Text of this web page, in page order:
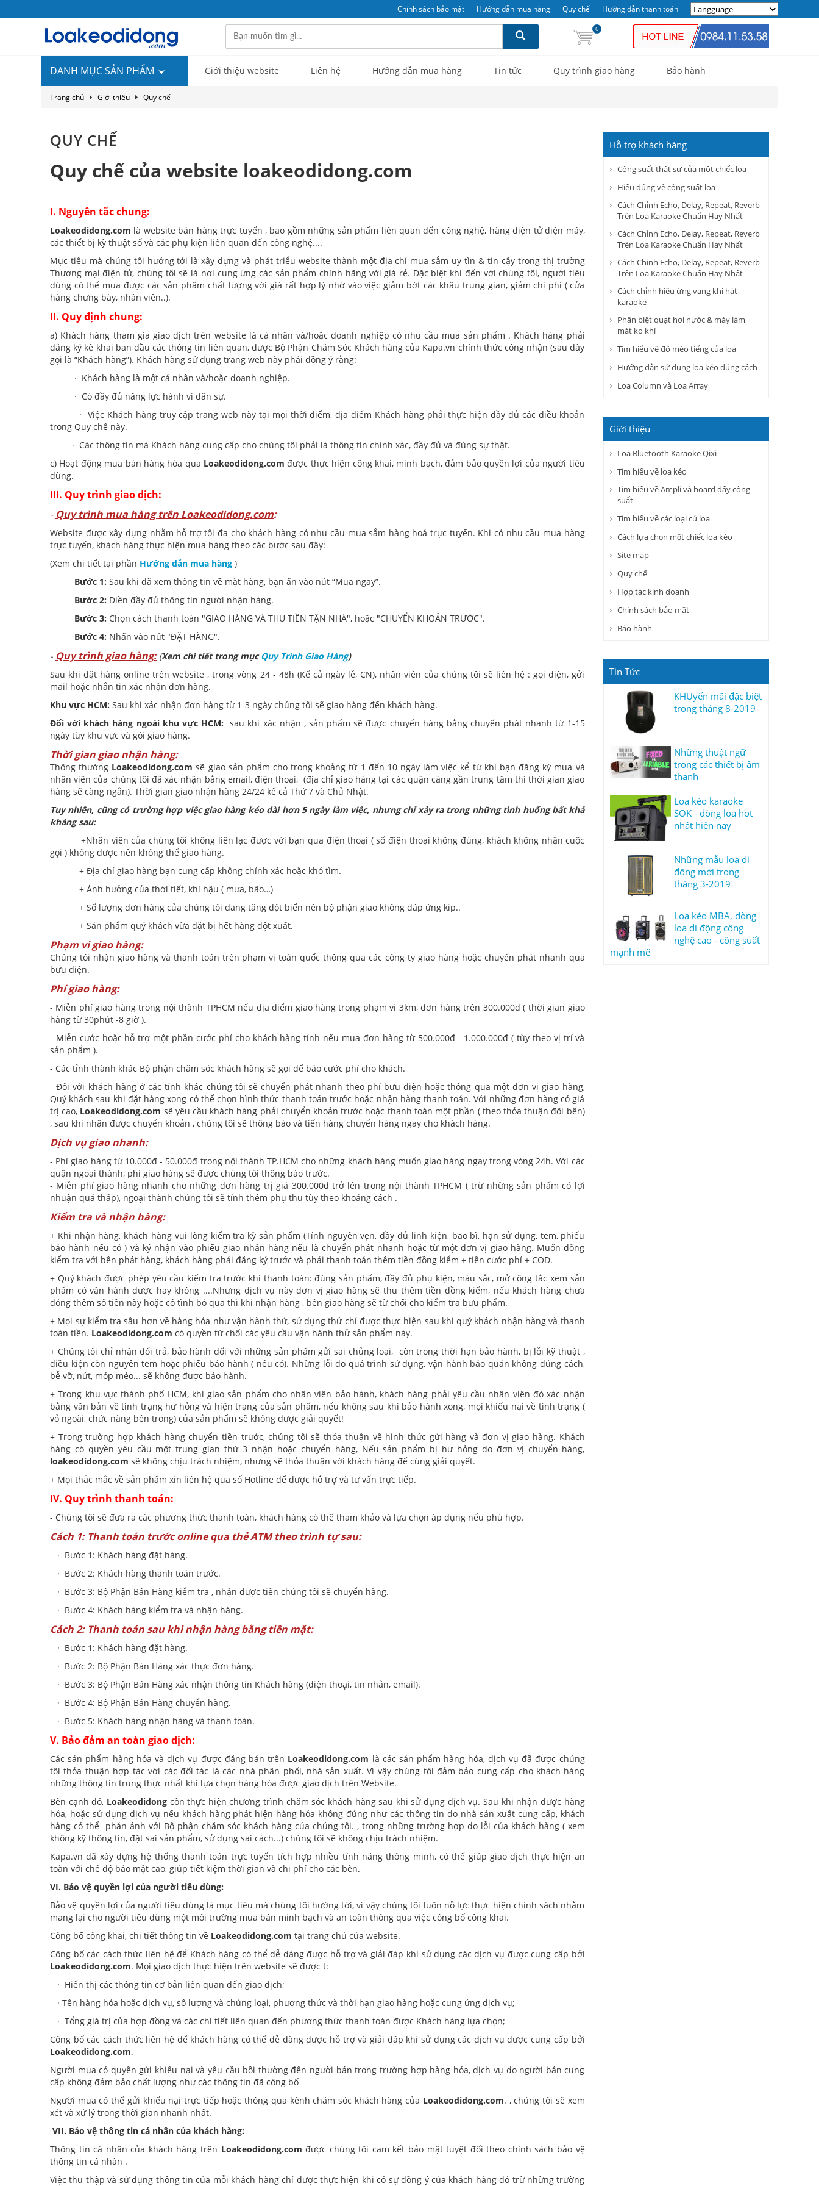
Chính sách bảo mật Hướng dẫn mua hàng Quy chế Hướng dẫn thanh toán
0
DANH MỤC SẢN PHẨM Giới thiệu website Liên hệ Hướng dẫn mua hàng Tin tức Quy trình giao hàng Bảo hành
Trang chủ Giới thiệu Quy chế
QUY CHẾ
Quy chế của website loakeodidong.com
I. Nguyên tắc chung:
Loakeodidong.com là website bán hàng trực tuyến , bao gồm những sản phẩm liên quan đến công nghệ, hàng điện tử điện máy,
các thiết bị kỹ thuật số và các phụ kiện liên quan đến công nghệ....
Mục tiêu mà chúng tôi hướng tới là xây dựng và phát triểu website thành một địa chỉ mua sắm uy tìn & tin cậy trong thị trường
Thương mại điện tử, chúng tôi sẽ là nơi cung ứng các sản phẩm chính hãng với giá rẻ. Đặc biệt khi đến với chúng tôi, người tiêu
dùng có thể mua được các sản phẩm chất lượng với giá rất hợp lý nhờ vào việc giảm bớt các khâu trung gian, giảm chi phí ( cửa
hàng chưng bày, nhân viên..).
II. Quy định chung:
a) Khách hàng tham gia giao dịch trên website là cá nhân và/hoặc doanh nghiệp có nhu cầu mua sản phẩm . Khách hàng phải
đăng ký kê khai ban đầu các thông tin liên quan, được Bộ Phận Chăm Sóc Khách hàng của Kapa.vn chính thức công nhận (sau đây
gọi là “Khách hàng”). Khách hàng sử dụng trang web này phải đồng ý rằng:
· Khách hàng là một cá nhân và/hoặc doanh nghiệp.
· Có đầy đủ năng lực hành vi dân sự.
· Việc Khách hàng truy cập trang web này tại mọi thời điểm, địa điểm Khách hàng phải thực hiện đầy đủ các điều khoản
trong Quy chế này.
· Các thông tin mà Khách hàng cung cấp cho chúng tôi phải là thông tin chính xác, đầy đủ và đúng sự thật.
c) Hoạt động mua bán hàng hóa qua Loakeodidong.com được thực hiện công khai, minh bạch, đảm bảo quyền lợi của người tiêu
dùng.
III. Quy trình giao dịch:
- Quy trình mua hàng trên Loakeodidong.com:
Website được xây dựng nhằm hỗ trợ tối đa cho khách hàng có nhu cầu mua sắm hàng hoá trực tuyến. Khi có nhu cầu mua hàng
trực tuyến, khách hàng thực hiện mua hàng theo các bước sau đây:
(Xem chi tiết tại phần Hướng dẫn mua hàng )
Bước 1: Sau khi đã xem thông tin về mặt hàng, bạn ấn vào nút “Mua ngay”.
Bước 2: Điền đầy đủ thông tin người nhận hàng.
Bước 3: Chọn cách thanh toán "GIAO HÀNG VÀ THU TIỀN TẬN NHÀ", hoặc "CHUYỂN KHOẢN TRƯỚC".
Bước 4: Nhấn vào nút "ĐẶT HÀNG".
- Quy trình giao hàng:(Xem chi tiết trong mụcQuy Trình Giao Hàng)
Sau khi đặt hàng online trên website , trong vòng 24 - 48h (Kể cả ngày lễ, CN), nhân viên của chúng tôi sẽ liên hệ : gọi điện, gởi
mail hoặc nhắn tin xác nhận đơn hàng.
Khu vực HCM: Sau khi xác nhận đơn hàng từ 1-3 ngày chúng tôi sẽ giao hàng đến khách hàng.
Đối với khách hàng ngoài khu vực HCM:sau khi xác nhận , sản phẩm sẽ được chuyển hàng bằng chuyển phát nhanh từ 1-15
ngày tùy khu vực và gói giao hàng.
Thời gian giao nhận hàng:
Thông thường Loakeodidong.com sẽ giao sản phẩm cho trong khoảng từ 1 đến 10 ngày làm việc kể từ khi bạn đăng ký mua và
nhân viên của chúng tôi đã xác nhận bằng email, điện thoại, (địa chỉ giao hàng tại các quận càng gần trung tâm thì thời gian giao
hàng sẽ càng ngắn). Thời gian giao nhận hàng 24/24 kể cả Thứ 7 và Chủ Nhật.
Tuy nhiên, cũng có trường hợp việc giao hàng kéo dài hơn 5 ngày làm việc, nhưng chỉ xảy ra trong những tình huống bất khả
kháng sau:
+Nhân viên của chúng tôi không liên lạc được với bạn qua điện thoại ( số điện thoại không đúng, khách không nhận cuộc
gọi ) không được nên không thể giao hàng.
+ Địa chỉ giao hàng bạn cung cấp không chính xác hoặc khó tìm.
+ Ảnh hưởng của thời tiết, khí hậu ( mưa, bão…)
+ Số lượng đơn hàng của chúng tôi đang tăng đột biến nên bộ phận giao không đáp ứng kip..
+ Sản phẩm quý khách vừa đặt bị hết hàng đột xuất.
Phạm vi giao hàng:
Chúng tôi nhận giao hàng và thanh toán trên phạm vi toàn quốc thông qua các công ty giao hàng hoặc chuyển phát nhanh qua
bưu điện.
Phí giao hàng:
- Miễn phí giao hàng trong nội thành TPHCM nếu địa điểm giao hàng trong phạm vi 3km, đơn hàng trên 300.000đ ( thời gian giao
hàng từ 30phút -8 giờ ).
- Miễn cước hoặc hỗ trợ một phần cước phí cho khách hàng tỉnh nếu mua đơn hàng từ 500.000đ - 1.000.000đ ( tùy theo vị trí và
sản phẩm ).
- Các tỉnh thành khác Bộ phận chăm sóc khách hàng sẽ gọi để báo cước phí cho khách.
- Đối với khách hàng ở các tỉnh khác chúng tôi sẽ chuyển phát nhanh theo phí bưu điện hoặc thông qua một đơn vị giao hàng,
Quý khách sau khi đặt hàng xong có thể chọn hình thức thanh toán trước hoặc nhận hàng thanh toán. Với những đơn hàng có giá
trị cao, Loakeodidong.com sẽ yêu cầu khách hàng phải chuyển khoản trước hoặc thanh toán một phần ( theo thỏa thuận đôi bên)
, sau khi nhận được chuyển khoản , chúng tôi sẽ thông báo và tiến hàng chuyển hàng ngay cho khách hàng.
Dịch vụ giao nhanh:
- Phí giao hàng từ 10.000đ - 50.000đ trong nội thành TP.HCM cho những khách hàng muốn giao hàng ngay trong vòng 24h. Với các
quận ngoại thành, phí giao hàng sẽ được chúng tôi thông báo trước.
- Miễn phí giao hàng nhanh cho những đơn hàng trị giá 300.000đ trở lên trong nội thành TPHCM ( trừ những sản phẩm có lợi
nhuận quá thấp), ngoại thành chúng tôi sẽ tính thêm phụ thu tùy theo khoảng cách .
Kiểm tra và nhận hàng:
+ Khi nhận hàng, khách hàng vui lòng kiểm tra kỹ sản phẩm (Tính nguyên vẹn, đầy đủ linh kiện, bao bì, hạn sử dụng, tem, phiếu
bảo hành nếu có ) và ký nhận vào phiếu giao nhận hàng nếu là chuyển phát nhanh hoặc từ một đơn vị giao hàng. Muốn đồng
kiểm tra với bên phát hàng, khách hàng phải đăng ký trước và phải thanh toán thêm tiền đồng kiểm + tiền cước phí + COD.
+ Quý khách được phép yêu cầu kiểm tra trước khi thanh toán: đúng sản phẩm, đầy đủ phụ kiện, màu sắc, mở công tắc xem sản
phẩm có vận hành được hay không ....Nhưng dịch vụ này đơn vị giao hàng sẽ thu thêm tiền đồng kiểm, nếu khách hàng chưa
đóng thêm số tiền này hoặc cố tình bỏ qua thì khi nhận hàng , bên giao hàng sẽ từ chối cho kiểm tra bưu phẩm.
+ Mọi sự kiểm tra sâu hơn về hàng hóa như vận hành thử, sử dụng thử chỉ được thực hiện sau khi quý khách nhận hàng và thanh
toán tiền. Loakeodidong.com có quyền từ chối các yêu cầu vận hành thử sản phẩm này.
+ Chúng tôi chỉ nhận đổi trả, bảo hành đối với những sản phẩm gửi sai chủng loại, còn trong thời hạn bảo hành, bị lỗi kỹ thuật ,
điều kiện còn nguyên tem hoặc phiếu bảo hành ( nếu có). Những lỗi do quá trình sử dụng, vận hành bảo quản không đúng cách,
bễ vỡ, nứt, móp méo... sẽ không được bảo hành.
+ Trong khu vực thành phố HCM, khi giao sản phẩm cho nhân viên bảo hành, khách hàng phải yêu cầu nhân viên đó xác nhận
bằng văn bản về tình trạng hư hỏng và hiện trạng của sản phẩm, nếu không sau khi bảo hành xong, mọi khiếu nại về tình trạng (
vỏ ngoài, chức năng bên trong) của sản phẩm sẽ không được giải quyết!
+ Trong trường hợp khách hàng chuyển tiền trước, chúng tôi sẽ thỏa thuận về hình thức gửi hàng và đơn vị giao hàng. Khách
hàng có quyền yêu cầu một trung gian thứ 3 nhận hoặc chuyển hàng, Nếu sản phẩm bị hư hỏng do đơn vị chuyển hàng,
loakeodidong.com sẽ không chịu trách nhiệm, nhưng sẽ thỏa thuận với khách hàng để cùng giải quyết.
+ Mọi thắc mắc về sản phẩm xin liên hệ qua số Hotline để được hỗ trợ và tư vấn trực tiếp.
IV. Quy trình thanh toán:
- Chúng tôi sẽ đưa ra các phương thức thanh toán, khách hàng có thể tham khảo và lựa chọn áp dụng nếu phù hợp.
Cách 1: Thanh toán trước online qua thẻ ATM theo trình tự sau:
· Bước 1: Khách hàng đặt hàng.
· Bước 2: Khách hàng thanh toán trước.
· Bước 3: Bộ Phận Bán Hàng kiểm tra , nhận được tiền chúng tôi sẽ chuyển hàng.
· Bước 4: Khách hàng kiểm tra và nhận hàng.
Cách 2: Thanh toán sau khi nhận hàng bằng tiền mặt:
· Bước 1: Khách hàng đặt hàng.
· Bước 2: Bộ Phận Bán Hàng xác thực đơn hàng.
· Bước 3: Bộ Phận Bán Hàng xác nhận thông tin Khách hàng (điện thoại, tin nhắn, email).
· Bước 4: Bộ Phận Bán Hàng chuyển hàng.
· Bước 5: Khách hàng nhận hàng và thanh toán.
V. Bảo đảm an toàn giao dịch:
Các sản phẩm hàng hóa và dịch vụ được đăng bán trên Loakeodidong.com là các sản phẩm hàng hóa, dịch vụ đã được chúng
tôi thỏa thuận hợp tác với các đối tác là các nhà phân phối, nhà sản xuất. Vì vậy chúng tôi đảm bảo cung cấp cho khách hàng
những thông tin trung thực nhất khi lựa chọn hàng hóa được giao dịch trên Website.
Bên cạnh đó, Loakeodidongcòn thực hiện chương trình chăm sóc khách hàng sau khi sử dụng dịch vụ. Sau khi nhận được hàng
hóa, hoặc sử dụng dịch vụ nếu khách hàng phát hiện hàng hóa không đúng như các thông tin do nhà sản xuất cung cấp, khách
hàng có thể phản ánh với Bộ phận chăm sóc khách hàng của chúng tôi. , trong những trường hợp do lỗi của khách hàng ( xem
không kỹ thông tin, đặt sai sản phẩm, sử dụng sai cách...) chúng tôi sẽ không chịu trách nhiệm.
Kapa.vn đã xây dựng hệ thống thanh toán trực tuyến tích hợp nhiều tính năng thông minh, có thể giúp giao dịch thực hiện an
toàn với chế độ bảo mật cao, giúp tiết kiệm thời gian và chi phí cho các bên.
VI. Bảo vệ quyền lợi của người tiêu dùng:
Bảo vệ quyền lợi của người tiêu dùng là mục tiêu mà chúng tôi hướng tới, vì vậy chúng tôi luôn nỗ lực thực hiện chính sách nhằm
mang lại cho người tiêu dùng một môi trường mua bán minh bạch và an toàn thông qua việc công bố công khai.
Công bố công khai, chi tiết thông tin về Loakeodidong.com tại trang chủ của website.
Công bố các cách thức liên hệ để Khách hàng có thể dễ dàng được hỗ trợ và giải đáp khi sử dụng các dịch vụ được cung cấp bởi
Loakeodidong.com. Mọi giao dịch thực hiện trên website sẽ được t:
· Hiển thị các thông tin cơ bản liên quan đến giao dịch;
· Tên hàng hóa hoặc dịch vụ, số lượng và chủng loại, phương thức và thời hạn giao hàng hoặc cung ứng dịch vụ;
· Tổng giá trị của hợp đồng và các chi tiết liên quan đến phương thức thanh toán được Khách hàng lựa chọn;
Công bố các cách thức liên hệ để khách hàng có thể dễ dàng được hỗ trợ và giải đáp khi sử dụng các dịch vụ được cung cấp bởi
Loakeodidong.com.
Người mua có quyền gửi khiếu nại và yêu cầu bồi thường đến người bán trong trường hợp hàng hóa, dịch vụ do người bán cung
cấp không đảm bảo chất lượng như các thông tin đã công bố
Người mua có thể gửi khiếu nại trực tiếp hoặc thông qua kênh chăm sóc khách hàng của Loakeodidong.com. , chúng tôi sẽ xem
xét và xử lý trong thời gian nhanh nhất.
VII. Bảo vệ thông tin cá nhân của khách hàng:
Thông tin cá nhân của khách hàng trên Loakeodidong.com được chúng tôi cam kết bảo mật tuyệt đối theo chính sách bảo vệ
thông tin cá nhân .
Việc thu thập và sử dụng thông tin của mỗi khách hàng chỉ được thực hiện khi có sự đồng ý của khách hàng đó trừ những trường
Hỗ trợ khách hàng
Công suất thật sự của một chiếc loa
Hiểu đúng về công suất loa
Cách Chỉnh Echo, Delay, Repeat, Reverb
Trên Loa Karaoke Chuẩn Hay Nhất
Cách Chỉnh Echo, Delay, Repeat, Reverb
Trên Loa Karaoke Chuẩn Hay Nhất
Cách Chỉnh Echo, Delay, Repeat, Reverb
Trên Loa Karaoke Chuẩn Hay Nhất
Cách chỉnh hiệu ứng vang khi hát
karaoke
Phân biệt quạt hơi nước & máy làm
mát ko khí
Tìm hiểu vệ độ méo tiếng của loa
Hướng dẫn sử dụng loa kéo đúng cách
Loa Column và Loa Array
Giới thiệu
Loa Bluetooth Karaoke Qixi
Tìm hiểu về loa kéo
Tìm hiểu về Ampli và board đẩy công
suất
Tìm hiểu về các loại củ loa
Cách lựa chọn một chiếc loa kéo
Site map
Quy chế
Hợp tác kinh doanh
Chính sách bảo mật
Bảo hành
Tin Tức
KHUyến mãi đặc biệt
trong tháng 8-2019
Những thuật ngữ
trong các thiết bị âm
thanh
Loa kéo karaoke
SOK - dòng loa hot
nhất hiện nay
Những mẫu loa di
động mới trong
tháng 3-2019
Loa kéo MBA, dòng
loa di động công
nghệ cao - công suất
mạnh mẽ